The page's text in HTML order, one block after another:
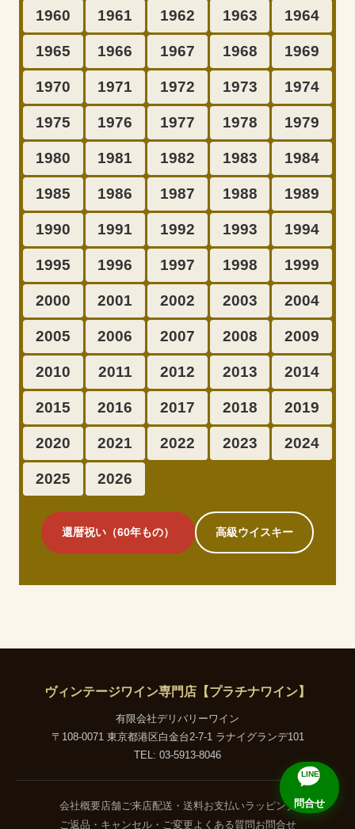
1960 1961 1962 1963 1964
1965 1966 1967 1968 1969
1970 1971 1972 1973 1974
1975 1976 1977 1978 1979
1980 1981 1982 1983 1984
1985 1986 1987 1988 1989
1990 1991 1992 1993 1994
1995 1996 1997 1998 1999
2000 2001 2002 2003 2004
2005 2006 2007 2008 2009
2010 2011 2012 2013 2014
2015 2016 2017 2018 2019
2020 2021 2022 2023 2024
2025 2026
還暦祝い（60年もの） 高級ウイスキー
ヴィンテージワイン専門店【プラチナワイン】
有限会社デリバリーワイン
〒108-0071 東京都港区白金台2-7-1 ラナイグランデ101
TEL: 03-5913-8046
会社概要店舗ご来店配送・送料お支払いラッピング
ご返品・キャンセル・ご変更 よくある質問 お問合せ
LINE
問合せ